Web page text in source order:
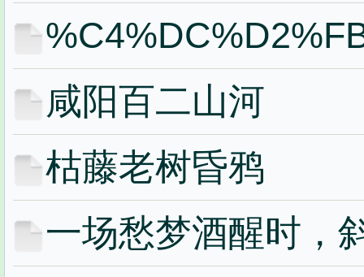
咸阳百二山河
枯藤老树昏鸦
一场愁梦酒醒时，